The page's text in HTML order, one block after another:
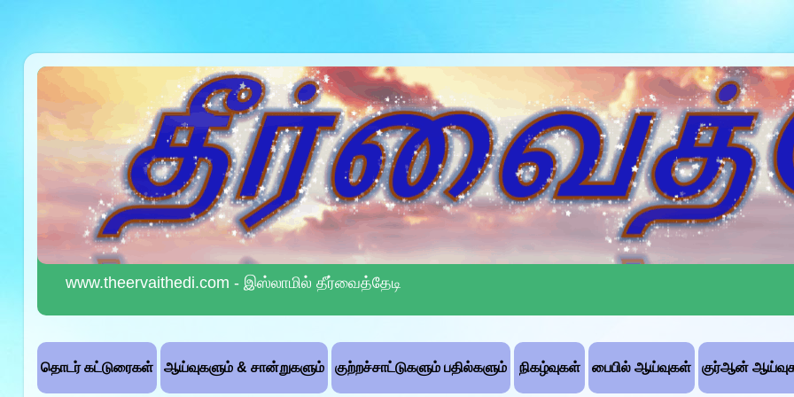
www.theervaithedi.com - இஸ்லாமில் தீர்வைத்தேடி
தொடர் கட்டுரைகள் ஆய்வுகளும் & சான்றுகளும் குற்றச்சாட்டுகளும் பதில்களும் நிகழ்வுகள் பைபில் ஆய்வுகள் குர்ஆன்